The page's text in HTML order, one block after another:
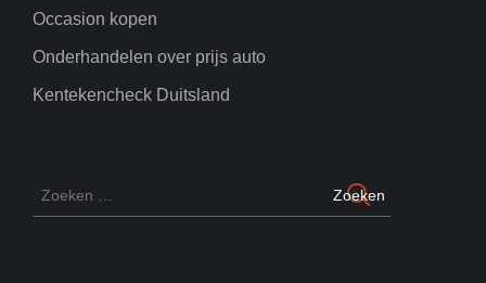
Occasion kopen
Onderhandelen over prijs auto
Kentekencheck Duitsland